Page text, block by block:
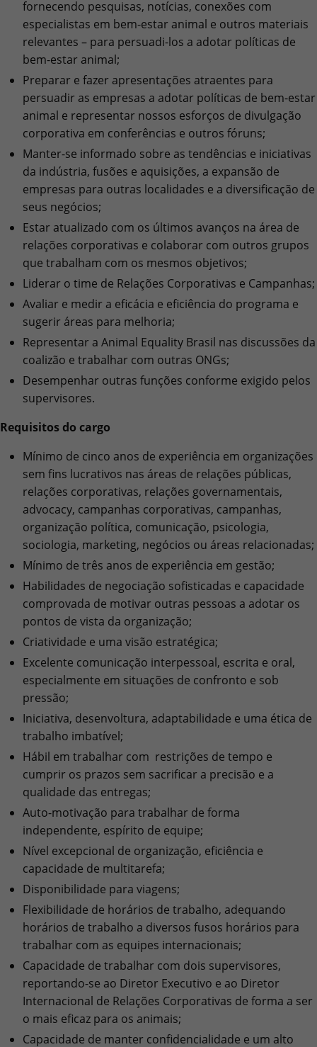
fornecendo pesquisas, notícias, conexões com
especialistas em bem-estar animal e outros materiais
relevantes – para persuadi-los a adotar políticas de
bem-estar animal;
Preparar e fazer apresentações atraentes para
persuadir as empresas a adotar políticas de bem-estar
animal e representar nossos esforços de divulgação
corporativa em conferências e outros fóruns;
Manter-se informado sobre as tendências e iniciativas
da indústria, fusões e aquisições, a expansão de
empresas para outras localidades e a diversificação de
seus negócios;
Estar atualizado com os últimos avanços na área de
relações corporativas e colaborar com outros grupos
que trabalham com os mesmos objetivos;
Liderar o time de Relações Corporativas e Campanhas;
Avaliar e medir a eficácia e eficiência do programa e
sugerir áreas para melhoria;
Representar a Animal Equality Brasil nas discussões da
coalizão e trabalhar com outras ONGs;
Desempenhar outras funções conforme exigido pelos
supervisores.
Requisitos do cargo
Mínimo de cinco anos de experiência em organizações
sem fins lucrativos nas áreas de relações públicas,
relações corporativas, relações governamentais,
advocacy, campanhas corporativas, campanhas,
organização política, comunicação, psicologia,
sociologia, marketing, negócios ou áreas relacionadas;
Mínimo de três anos de experiência em gestão;
Habilidades de negociação sofisticadas e capacidade
comprovada de motivar outras pessoas a adotar os
pontos de vista da organização;
Criatividade e uma visão estratégica;
Excelente comunicação interpessoal, escrita e oral,
especialmente em situações de confronto e sob
pressão;
Iniciativa, desenvoltura, adaptabilidade e uma ética de
trabalho imbatível;
Hábil em trabalhar com restrições de tempo e
cumprir os prazos sem sacrificar a precisão e a
qualidade das entregas;
Auto-motivação para trabalhar de forma
independente, espírito de equipe;
Nível excepcional de organização, eficiência e
capacidade de multitarefa;
Disponibilidade para viagens;
Flexibilidade de horários de trabalho, adequando
horários de trabalho a diversos fusos horários para
trabalhar com as equipes internacionais;
Capacidade de trabalhar com dois supervisores,
reportando-se ao Diretor Executivo e ao Diretor
Internacional de Relações Corporativas de forma a ser
o mais eficaz para os animais;
Capacidade de manter confidencialidade e um alto